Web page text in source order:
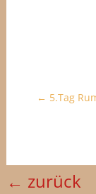
← 5.Tag
← zurück